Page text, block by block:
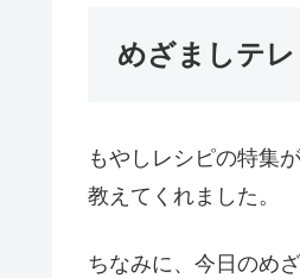
目次
めざましテレビ も